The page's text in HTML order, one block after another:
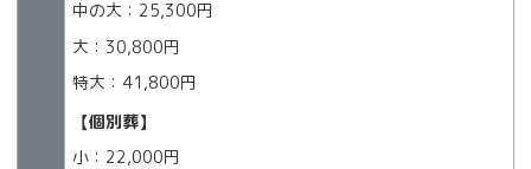
中の大：25,300円
大：30,800円
特大：41,800円
【個別葬】
小：22,000円